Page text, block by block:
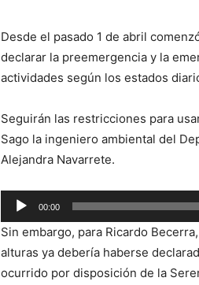
Desde el pasado 1 de abril
declarar la preemergencia y la
actividades según los estados
Seguirán las restricciones para
Sago la ingeniero ambiental del
Alejandra Navarrete.
Reproductor
de
audio
00:00
Sin embargo, para Ricardo
alturas ya debería haberse
ocurrido por disposición de la